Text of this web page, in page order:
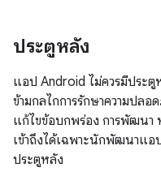
ประตูหลัง
แอป Android ไม่ควรมีประตู
ข้ามกลไกการรักษาความปลอ
แก้ไขข้อบกพร่อง การพัฒนา
เข้าถึงได้เฉพาะนักพัฒนาแ
ประตูหลัง